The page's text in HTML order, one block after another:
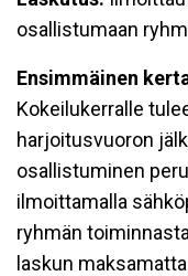
osallistumaan
Ensimmäinen
Kokeilukerralle
harjoitusvuoron
osallistuminen
ilmoittamalla
ryhmän
laskun